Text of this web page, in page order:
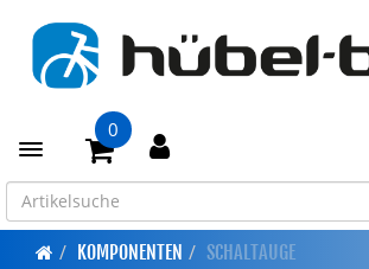
Toggle navigation
0
KOMPONENTEN SCHALTAUGE